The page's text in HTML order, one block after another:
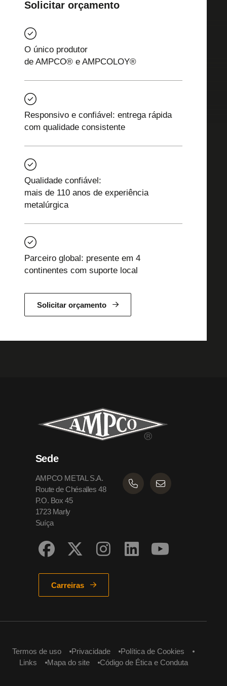
Solicitar orçamento
O único produtor
de AMPCO® e AMPCOLOY®
Responsivo e confiável: entrega rápida
com qualidade consistente
Qualidade confiável:
mais de 110 anos de experiência
metalúrgica
Parceiro global: presente em 4
continentes com suporte local
Solicitar orçamento
Sede
AMPCO METAL S.A.
Route de Chésalles 48
P.O. Box 45
1723 Marly
Suíça
Carreiras
Termos de uso Privacidade
Política de Cookies
Links
Mapa do site Código de Ética e Conduta